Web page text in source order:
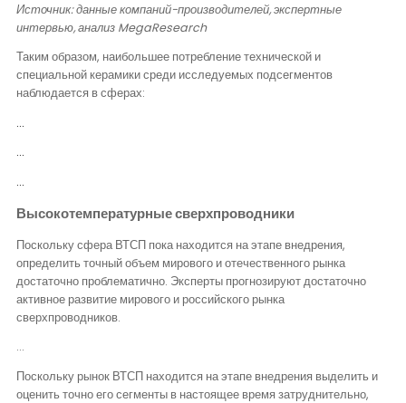
Источник: данные компаний-производителей, экспертные
интервью, анализ MegaResearch
Таким образом, наибольшее потребление технической и
специальной керамики среди исследуемых подсегментов
наблюдается в сферах:
…
…
…
Высокотемпературные сверхпроводники
Поскольку сфера ВТСП пока находится на этапе внедрения,
определить точный объем мирового и отечественного рынка
достаточно проблематично. Эксперты прогнозируют достаточно
активное развитие мирового и российского рынка
сверхпроводников.
…
Поскольку рынок ВТСП находится на этапе внедрения выделить и
оценить точно его сегменты в настоящее время затруднительно,